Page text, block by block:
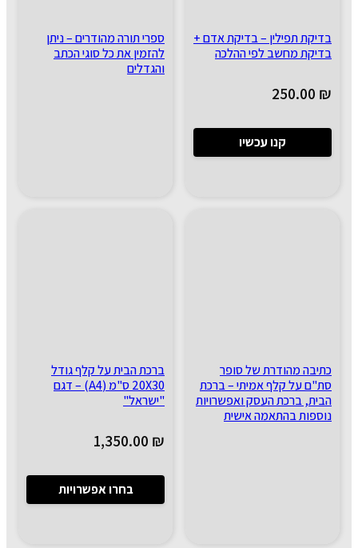
בדיקת תפילין – בדיקת אדם +
בדיקת מחשב לפי ההלכה
250.00 ₪
קנו עכשיו
ספרי תורה מהודרים – ניתן
להזמין את כל סוגי הכתב
והגדלים
כתיבה מהודרת של סופר
סת"ם על קלף אמיתי – ברכת
הבית, ברכת העסק ואפשרויות
נוספות בהתאמה אישית
ברכת הבית על קלף גודל
20X30 ס"מ (A4) – דגם
"ישראל"
1,350.00 ₪
בחרו אפשרויות